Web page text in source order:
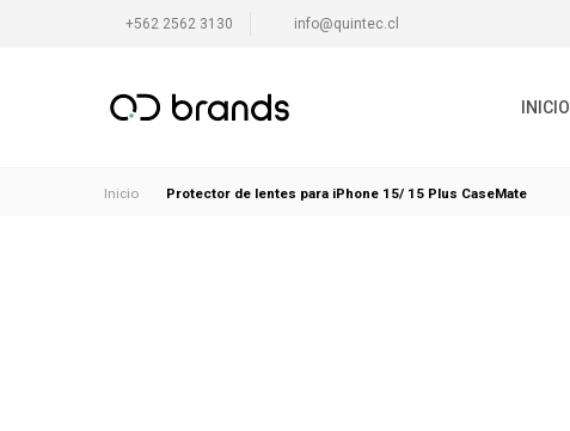
+562 2562 3130 info@quintec.cl
INICIO
Inicio Protector de lentes para iPhone 15/ 15 Plus CaseMate